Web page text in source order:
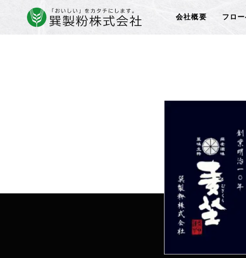
会社概要 フロ
Home » 「むぎくらの麺」